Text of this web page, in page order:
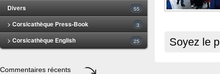
Divers 55
> Corsicathèque Press-Book 3
> Corsicathèque English 25 Soyez le
Commentaires récents